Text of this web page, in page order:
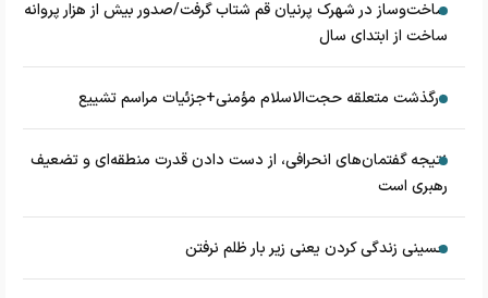
ساخت‌وساز در شهرک پرنیان قم شتاب گرفت/صدور بیش از هزار پروانه
ساخت از ابتدای سال
درگذشت متعلقه حجت‌الاسلام مؤمنی+جزئیات مراسم تشییع
نتیجه گفتمان‌های انحرافی، از دست دادن قدرت منطقه‌ای و تضعیف
رهبری است
حسینی زندگی کردن یعنی زیر بار ظلم نرفتن